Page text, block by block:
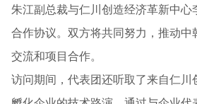
朱江副总裁与仁川创造经济革新中心
合作协议。双方将共同努力，推动
交流和项目合作。
访问期间，代表团还听取了来自仁川